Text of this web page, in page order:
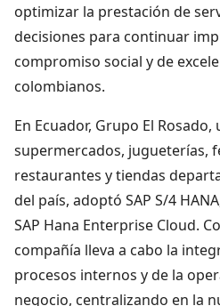
optimizar la prestación de
decisiones para continuar
compromiso social y de
colombianos.
En Ecuador, Grupo El
supermercados, jugueterías,
restaurantes y tiendas
del país, adoptó SAP S/4
SAP Hana Enterprise Cloud.
compañía lleva a cabo la
procesos internos y de la
negocio, centralizando en la